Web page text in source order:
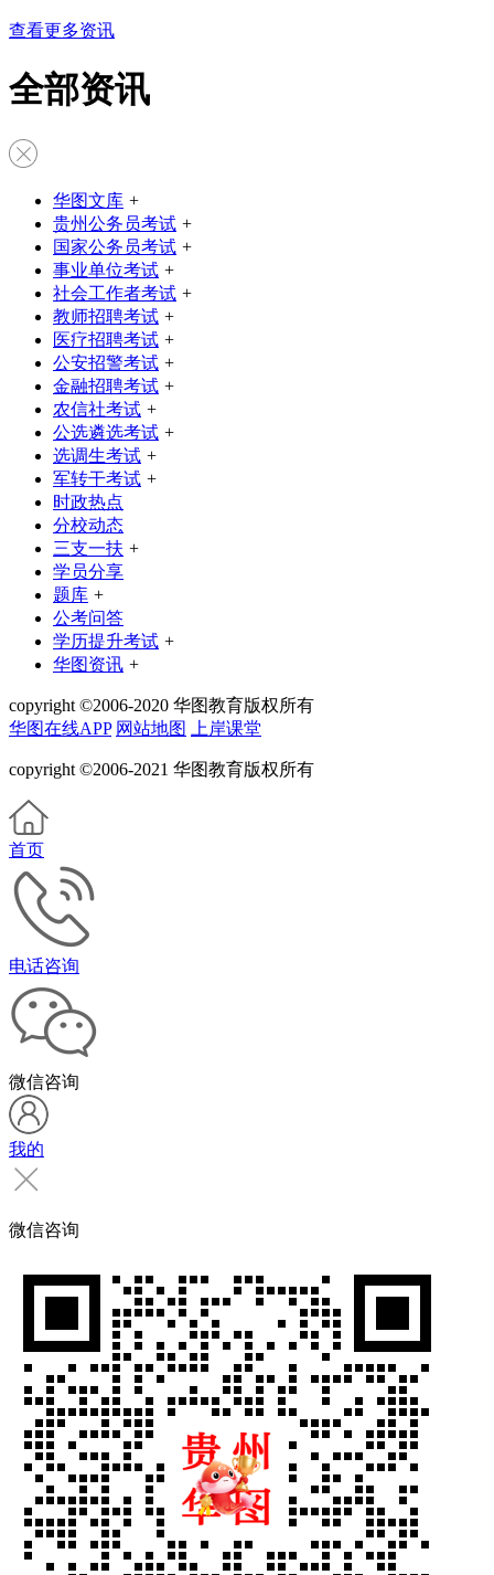
查看更多资讯
全部资讯
华图文库 +
贵州公务员考试 +
国家公务员考试 +
事业单位考试 +
社会工作者考试 +
教师招聘考试 +
医疗招聘考试 +
公安招警考试 +
金融招聘考试 +
农信社考试 +
公选遴选考试 +
选调生考试 +
军转干考试 +
时政热点
分校动态
三支一扶 +
学员分享
题库 +
公考问答
学历提升考试 +
华图资讯 +
copyright ©2006-2020 华图教育版权所有
华图在线APP 网站地图 上岸课堂
copyright ©2006-2021 华图教育版权所有
首页
电话咨询
微信咨询
我的
微信咨询